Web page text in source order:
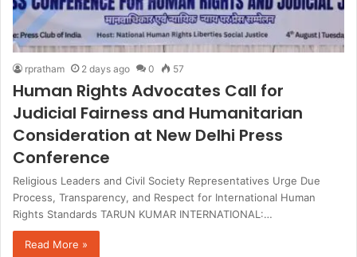
rpratham 2 days ago 0 57
Human Rights Advocates Call for
Judicial Fairness and Humanitarian
Consideration at New Delhi Press
Conference
Religious Leaders and Civil Society Representatives Urge Due
Process, Transparency, and Respect for International Human
Rights Standards TARUN KUMAR INTERNATIONAL:…
Read More »